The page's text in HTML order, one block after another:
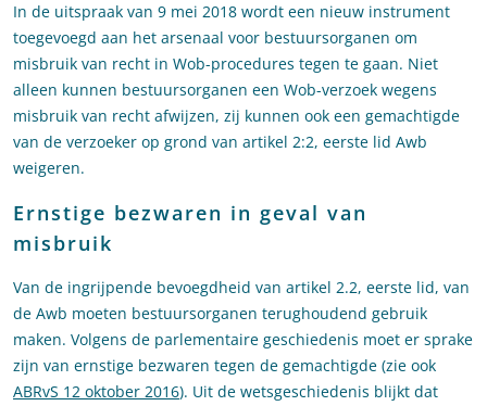
In de uitspraak van 9 mei 2018 wordt een nieuw instrument
toegevoegd aan het arsenaal voor bestuursorganen om
misbruik van recht in Wob-procedures tegen te gaan. Niet
alleen kunnen bestuursorganen een Wob-verzoek wegens
misbruik van recht afwijzen, zij kunnen ook een gemachtigde
van de verzoeker op grond van artikel 2:2, eerste lid Awb
weigeren.
Ernstige bezwaren in geval van
misbruik
Van de ingrijpende bevoegdheid van artikel 2.2, eerste lid, van
de Awb moeten bestuursorganen terughoudend gebruik
maken. Volgens de parlementaire geschiedenis moet er sprake
zijn van ernstige bezwaren tegen de gemachtigde (zie ook
ABRvS 12 oktober 2016). Uit de wetsgeschiedenis blijkt dat